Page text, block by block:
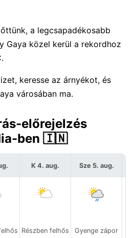
a legcsapadékosabb
Gaya közel kerül a rekordhoz
keresse az árnyékot, és
városában ma.
előrejelzés
ben 🇮🇳
K 4. aug.
Részben felhős
Sze 5. aug.
Gyenge zápor